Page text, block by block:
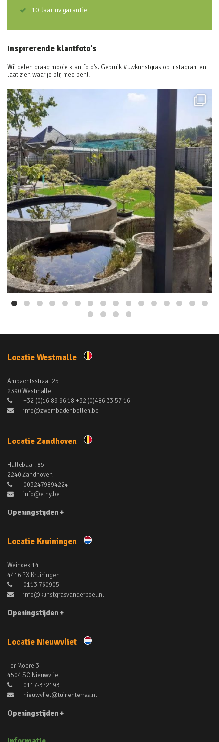
10 Jaar uv garantie
Inspirerende klantfoto's
Wij delen graag mooie klantfoto's. Gebruik #uwkunstgras op Instagram en
laat zien waar je blij mee bent!
Mei 3
Locatie Westmalle
Ambachtsstraat 25
2390 Westmalle
+32 (0)16 89 96 18 +32 (0)486 33 57 16
info@zwembadenbollen.be
Locatie Zandhoven
Hallebaan 85
2240 Zandhoven
0032479894224
info@elny.be
Openingstijden +
Locatie Kruiningen
Weihoek 14
4416 PX Kruiningen
0113-760905
info@kunstgrasvanderpoel.nl
Openingstijden +
Locatie Nieuwvliet
Ter Moere 3
4504 SC Nieuwvliet
0117-372193
nieuwvliet@tuinenterras.nl
Openingstijden +